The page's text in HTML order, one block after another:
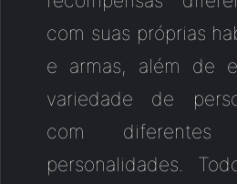
com suas próprias
e armas, além de
variedade de
com diferentes
personalidades.